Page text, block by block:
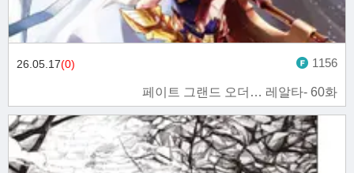
페이트 그랜드 오더… 레알타- 60화
26.05.17(0) 1156